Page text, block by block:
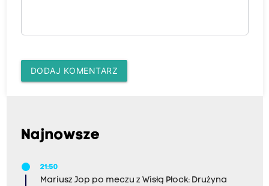
DODAJ KOMENTARZ
Najnowsze
21:50
Mariusz Jop po meczu z Wisłą Płock: Drużyna